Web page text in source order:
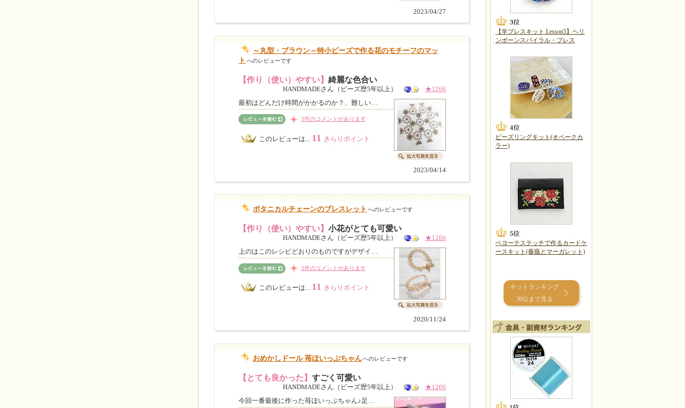
2023/04/27
～丸型・ブラウン～特小ビーズで作る花のモチーフのマッ
ト へのレビューです
【作り（使い）やすい】 綺麗な色合い
HANDMADEさん（ビーズ歴5年以上）
★1266
最初はどんだけ時間がかかるのか？、難しい…
3件のコメントがあります
このレビューは... 11 きらりポイント
2023/04/14
ボタニカルチェーンのブレスレット へのレビューです
【作り（使い）やすい】 小花がとても可愛い
HANDMADEさん（ビーズ歴5年以上）
★1266
上のはこのレシピどおりのものですがデザイ…
3件のコメントがあります
このレビューは... 11 きらりポイント
2020/11/24
おめかしドール 苺ほいっぷちゃんへのレビューです
【とても良かった】 すごく可愛い
HANDMADEさん（ビーズ歴5年以上）
★1266
今回一番最後に作った苺ほいっぷちゃん♪足…
【学ブレスキット Lesson5】ヘリ
ンボーンスパイラル・ブレス
ビーズリングキット(オペークカ
ラー)
ペヨーテステッチで作るカードケ
ースキット(薔薇とマーガレット)
キットランキング
30位まで見る